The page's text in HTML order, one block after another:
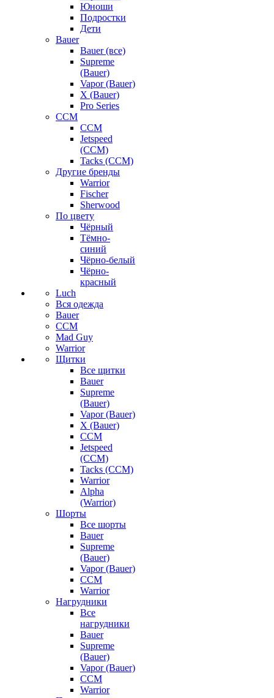
Юноши
Подростки
Дети
Bauer
Bauer (все)
Supreme
(Bauer)
Vapor (Bauer)
X (Bauer)
Pro Series
CCM
CCM
Jetspeed
(CCM)
Tacks (CCM)
Другие бренды
Warrior
Fischer
Sherwood
По цвету
Чёрный
Тёмно-
синий
Чёрно-белый
Чёрно-
красный
Luch
Вся одежда
Bauer
CCM
Mad Guy
Warrior
Щитки
Все щитки
Bauer
Supreme
(Bauer)
Vapor (Bauer)
X (Bauer)
CCM
Jetspeed
(CCM)
Tacks (CCM)
Warrior
Alpha
(Warrior)
Шорты
Все шорты
Bauer
Supreme
(Bauer)
Vapor (Bauer)
CCM
Warrior
Нагрудники
Все
нагрудники
Bauer
Supreme
(Bauer)
Vapor (Bauer)
CCM
Warrior